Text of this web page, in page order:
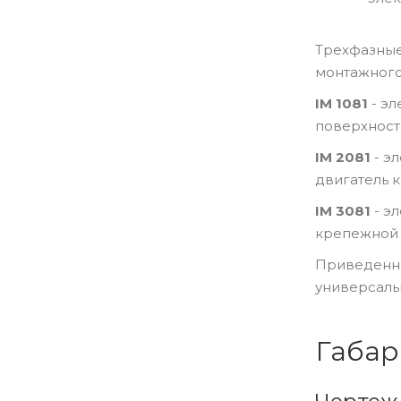
АИР280S2
IM 1081 -
IM 2081 -
двигатель
IM 3081 -
крепежной